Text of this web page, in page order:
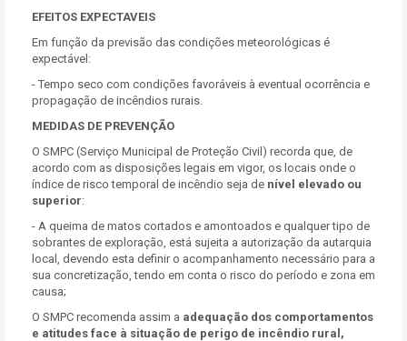
EFEITOS EXPECTAVEIS
Em função da previsão das condições meteorológicas é
expectável:
- Tempo seco com condições favoráveis à eventual ocorrência e
propagação de incêndios rurais.
MEDIDAS DE PREVENÇÃO
O SMPC (Serviço Municipal de Proteção Civil) recorda que, de
acordo com as disposições legais em vigor, os locais onde o
índice de risco temporal de incêndio seja de nível elevado ou
superior:
- A queima de matos cortados e amontoados e qualquer tipo de
sobrantes de exploração, está sujeita a autorização da autarquia
local, devendo esta definir o acompanhamento necessário para a
sua concretização, tendo em conta o risco do período e zona em
causa;
O SMPC recomenda assim a adequação dos comportamentos
e atitudes face à situação de perigo de incêndio rural,